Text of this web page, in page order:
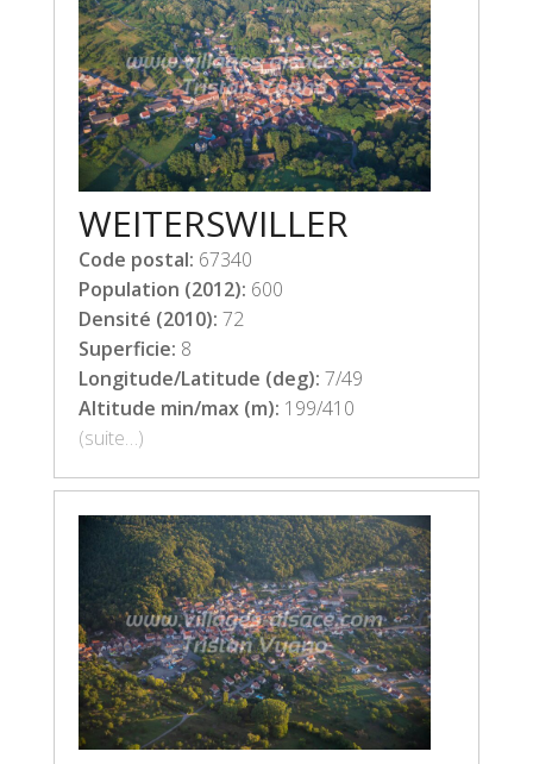
WEITERSWILLER
Code postal: 67340
Population (2012): 600
Densité (2010): 72
Superficie: 8
Longitude/Latitude (deg): 7/49
Altitude min/max (m): 199/410
(suite…)